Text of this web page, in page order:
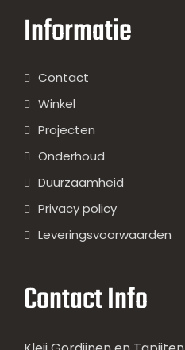
Informatie
Contact
Winkel
Projecten
Onderhoud
Duurzaamheid
Privacy policy
Leveringsvoorwaarden
Contact Info